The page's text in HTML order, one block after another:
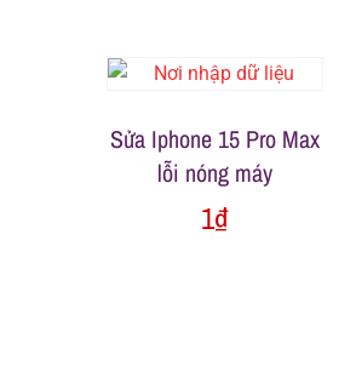
Sửa Iphone 15 Pro Max
lỗi nóng máy
1₫